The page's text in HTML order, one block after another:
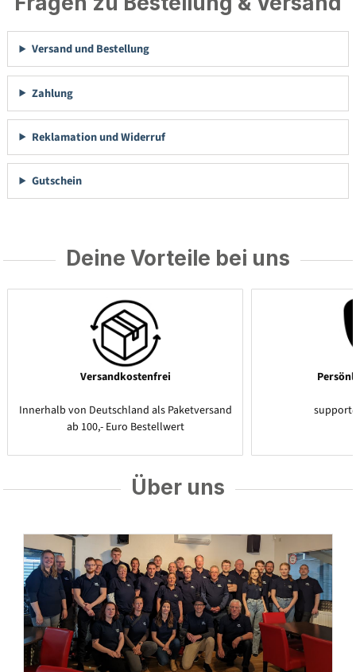
Versand und Bestellung
Zahlung
Reklamation und Widerruf
Gutschein
Deine Vorteile bei uns
Versandkostenfrei
Innerhalb von Deutschland als Paketversand
ab 100,- Euro Bestellwert
Über uns